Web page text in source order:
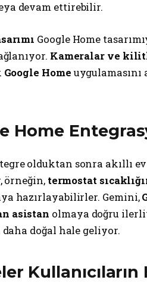
devam ettirebilir.
Google Home
Kameralar ve
Google Home
Home
olduktan sonra akıllı
örneğin, termostat
hazırlayabilirler. Gemini,
asistan olmaya doğru
doğal hale geliyor.